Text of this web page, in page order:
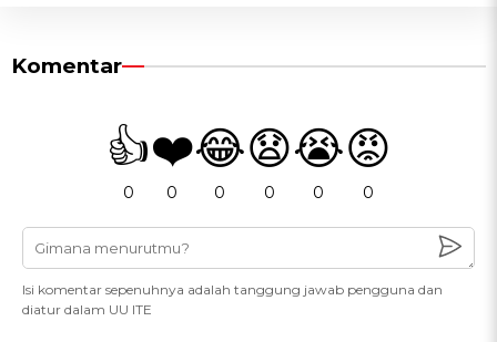
Komentar
👍
0
❤️
0
😂
0
😧
0
😭
0
😡
0
Isi komentar sepenuhnya adalah tanggung jawab pengguna dan
diatur dalam UU ITE